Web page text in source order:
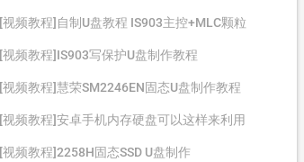
[视频教程]自制U盘教程 IS903主控+MLC颗粒
[视频教程]IS903写保护U盘制作教程
[视频教程]慧荣SM2246EN固态U盘制作教程
[视频教程]安卓手机内存硬盘可以这样来利用
[视频教程]2258H固态SSD U盘制作